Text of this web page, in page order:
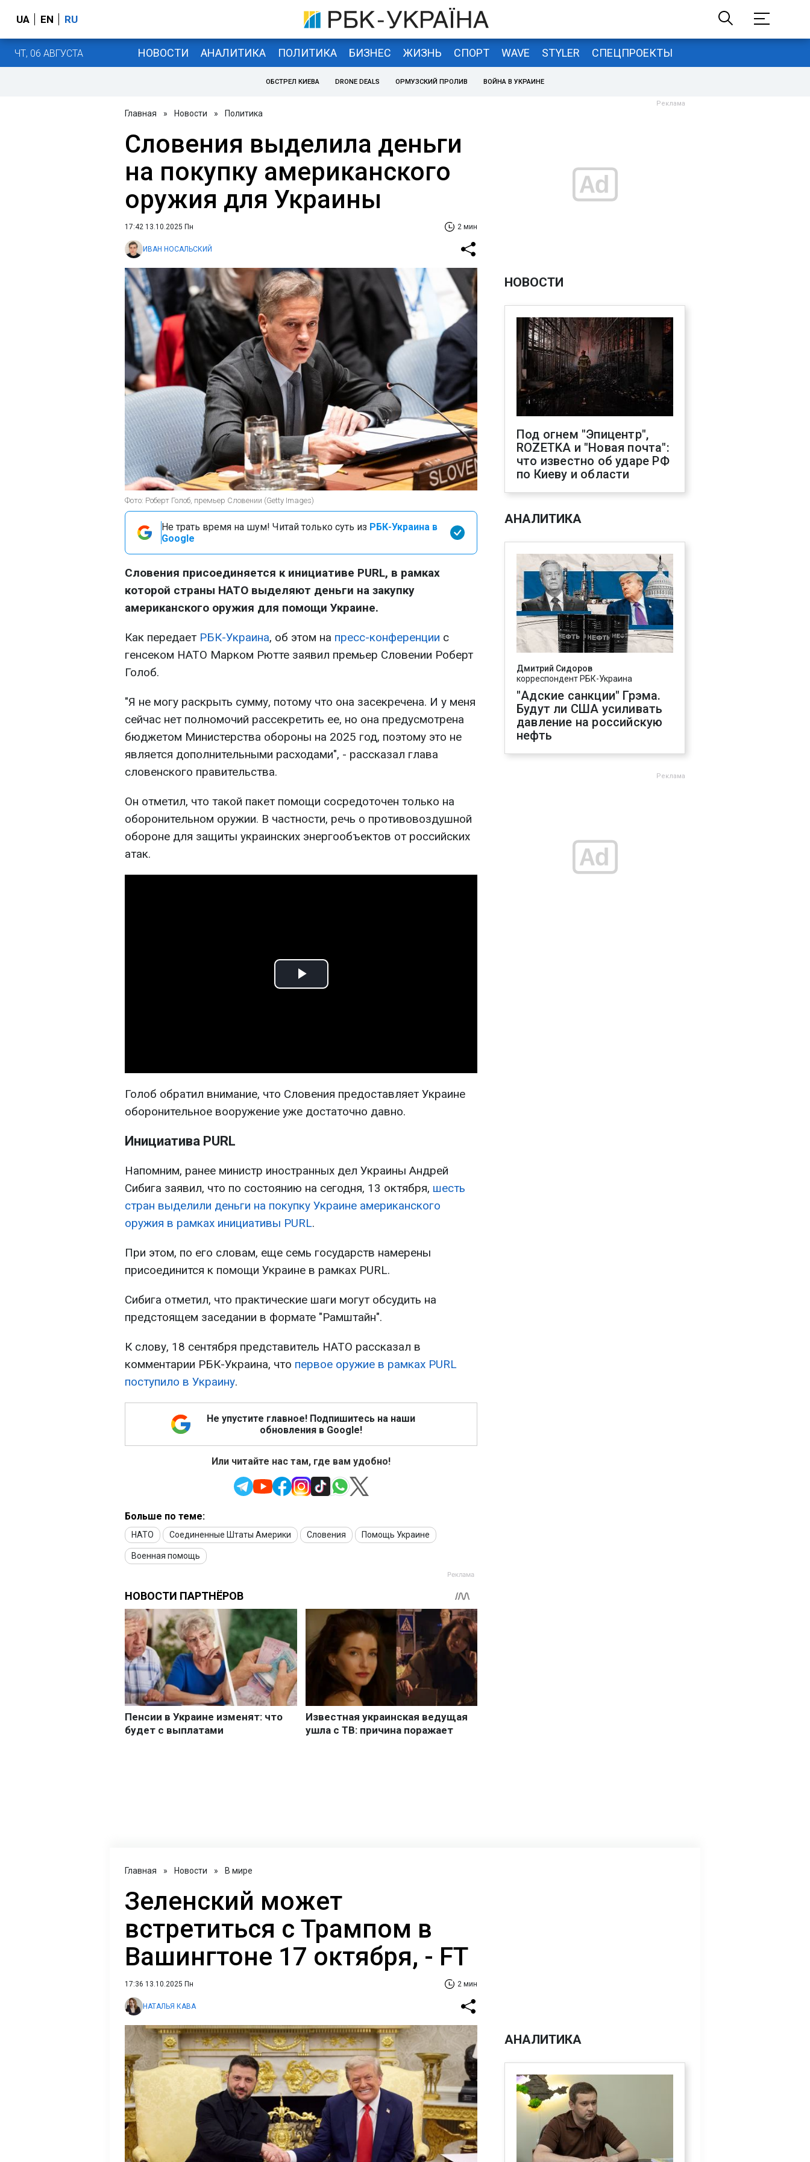
UA EN RU
ЧТ, 06 АВГУСТА НОВОСТИ АНАЛИТИКА ПОЛИТИКА БИЗНЕС ЖИЗНЬ СПОРТ WAVE STYLER СПЕЦПРОЕКТЫ
ОБСТРЕЛ КИЕВА DRONE DEALS ОРМУЗСКИЙ ПРОЛИВ ВОЙНА В УКРАИНЕ
Главная » Новости » Политика
Словения выделила деньги
на покупку американского
оружия для Украины
17:42 13.10.2025 Пн 2 мин
ИВАН НОСАЛЬСКИЙ
Фото: Роберт Голоб, премьер Словении (Getty Images)
Не трать время на шум! Читай только суть из РБК-Украина в
Google
Словения присоединяется к инициативе PURL, в рамках
которой страны НАТО выделяют деньги на закупку
американского оружия для помощи Украине.
Как передает РБК-Украина, об этом на пресс-конференции с
генсеком НАТО Марком Рютте заявил премьер Словении Роберт
Голоб.
"Я не могу раскрыть сумму, потому что она засекречена. И у меня
сейчас нет полномочий рассекретить ее, но она предусмотрена
бюджетом Министерства обороны на 2025 год, поэтому это не
является дополнительными расходами", - рассказал глава
словенского правительства.
Он отметил, что такой пакет помощи сосредоточен только на
оборонительном оружии. В частности, речь о противовоздушной
обороне для защиты украинских энергообъектов от российских
атак.
Play
Голоб обратил внимание, что Словения предоставляет Украине
оборонительное вооружение уже достаточно давно.
Инициатива PURL
Напомним, ранее министр иностранных дел Украины Андрей
Сибига заявил, что по состоянию на сегодня, 13 октября, шесть
стран выделили деньги на покупку Украине американского
оружия в рамках инициативы PURL.
При этом, по его словам, еще семь государств намерены
присоединится к помощи Украине в рамках PURL.
Сибига отметил, что практические шаги могут обсудить на
предстоящем заседании в формате "Рамштайн".
К слову, 18 сентября представитель НАТО рассказал в
комментарии РБК-Украина, что первое оружие в рамках PURL
поступило в Украину.
Не упустите главное! Подпишитесь на наши
обновления в Google!
Или читайте нас там, где вам удобно!
Больше по теме:
НАТО Соединенные Штаты Америки Словения Помощь Украине
Военная помощь
НОВОСТИ
Под огнем "Эпицентр",
ROZETKA и "Новая почта":
что известно об ударе РФ
по Киеву и области
АНАЛИТИКА
Дмитрий Сидоров
корреспондент РБК-Украина
"Адские санкции" Грэма.
Будут ли США усиливать
давление на российскую
нефть
Главная » Новости » В мире
Зеленский может
встретиться с Трампом в
Вашингтоне 17 октября, - FT
17:36 13.10.2025 Пн 2 мин
НАТАЛЬЯ КАВА
АНАЛИТИКА